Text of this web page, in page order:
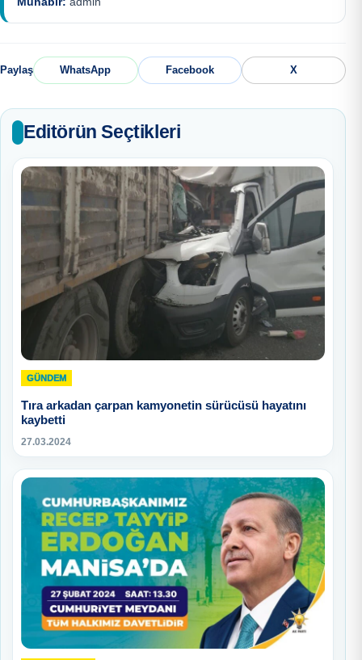
Paylaş WhatsApp Facebook X
Editörün Seçtikleri
GÜNDEM
Tıra arkadan çarpan kamyonetin sürücüsü hayatını
kaybetti
27.03.2024